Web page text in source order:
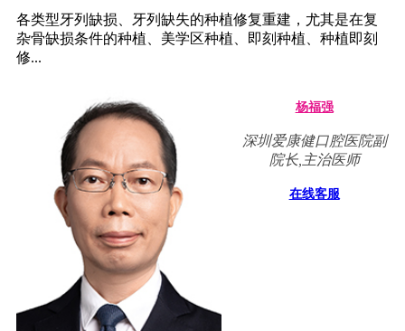
各类型牙列缺损、牙列缺失的种植修复重建，尤其是在复
杂骨缺损条件的种植、美学区种植、即刻种植、种植即刻
修...
杨福强
深圳爱康健口腔医院副
院长,主治医师
在线客服